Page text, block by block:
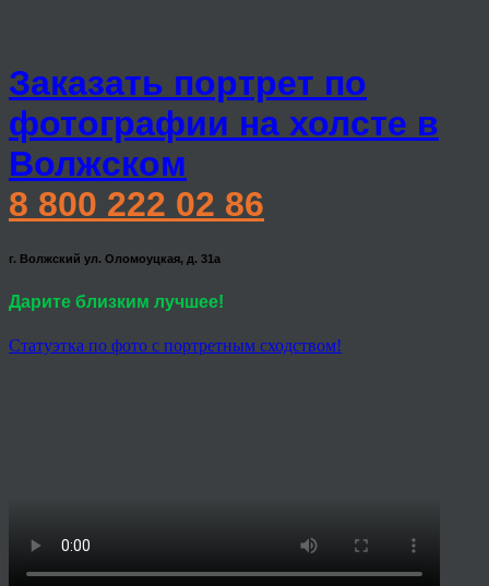
Заказать портрет по
фотографии на холсте в
Волжском
8 800 222 02 86
г. Волжский ул. Оломоуцкая, д. 31а
Дарите близким лучшее!
Статуэтка по фото с портретным сходством!